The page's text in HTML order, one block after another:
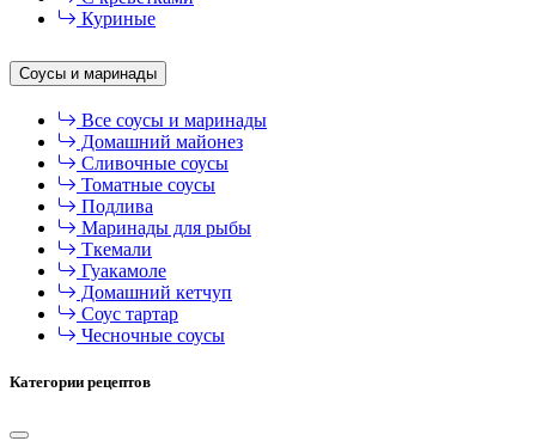
Куриные
Соусы и маринады
Все соусы и маринады
Домашний майонез
Сливочные соусы
Томатные соусы
Подлива
Маринады для рыбы
Ткемали
Гуакамоле
Домашний кетчуп
Соус тартар
Чесночные соусы
Категории рецептов